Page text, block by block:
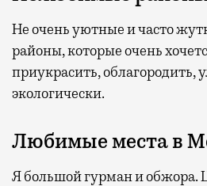
Не очень уютные и часто
районы, которые очень
приукрасить, облагородить,
экологически.
Любимые места в
Я большой гурман и обжора.